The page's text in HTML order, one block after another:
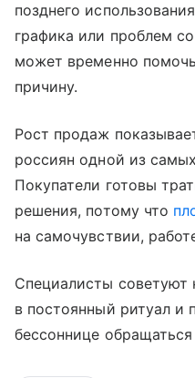
позднего
графика или проблем
может временно
причину.
Рост продаж
россиян одной из
Покупатели готовы
решения, потому что
на самочувствии,
Специалисты советуют
в постоянный ритуал и
бессоннице обращаться